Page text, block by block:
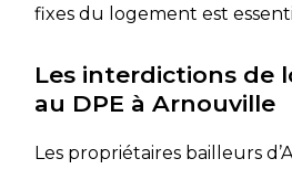
fixes du logement est
Les interdictions de
au DPE à Arnouville
Les propriétaires bailleurs